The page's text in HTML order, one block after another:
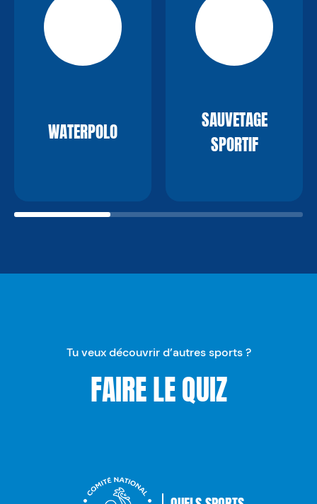
WATERPOLO
SAUVETAGE
SPORTIF
Tu veux découvrir d’autres sports ?
FAIRE LE QUIZ